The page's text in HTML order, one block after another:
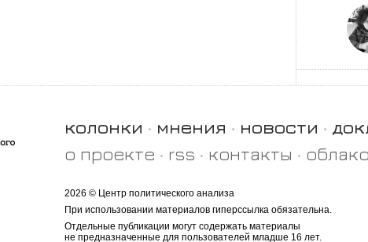
колонки мнения новости
о проекте
rss контакты
2026 © Центр политического анализа
При использовании материалов гиперссылка обязательна.
Отдельные публикации могут содержать материалы
не предназначенные для пользователей младше 16 лет.